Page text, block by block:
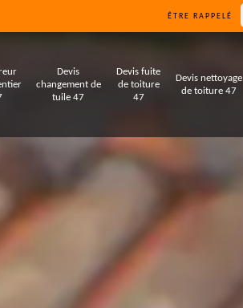
ÊTRE RAPPELÉ
Devis
changement de
tuile 47
Devis fuite
de toiture
47
Devis nettoyage
de toiture 47